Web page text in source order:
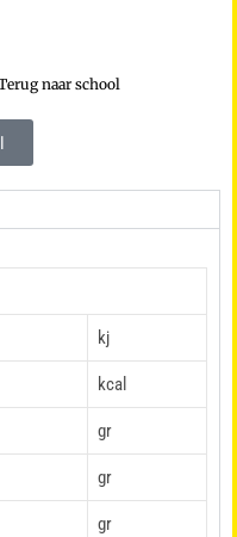
naar school
kj
kcal
gr
gr
gr